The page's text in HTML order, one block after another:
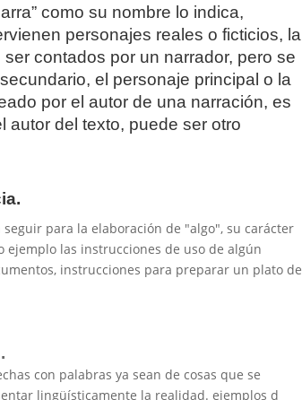
como su nombre lo indica,
personajes reales o ficticios, la
contados por un narrador, pero se
el personaje principal o la
por el autor de una narración, es
autor del texto, puede ser otro
para la elaboración de "algo", su carácter
las instrucciones de uso de algún
instrucciones para preparar un plato de
con palabras ya sean de cosas que se
lingüísticamente la realidad. ejemplos d